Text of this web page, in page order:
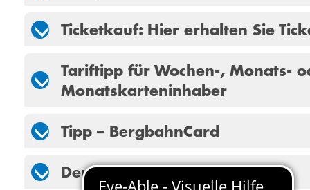
Ticketkauf: Hier erhalten Sie
Tariftipp für Wochen-, Monats-
Monatskarteninhaber
Tipp – BergbahnCard
Deutschlandticket